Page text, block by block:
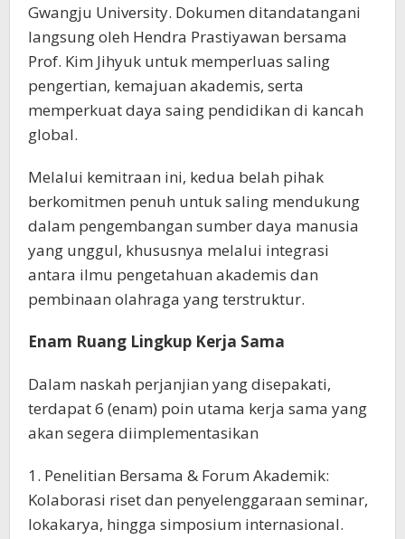
Gwangju University. Dokumen ditandatangani
langsung oleh Hendra Prastiyawan bersama
Prof. Kim Jihyuk untuk memperluas saling
pengertian, kemajuan akademis, serta
memperkuat daya saing pendidikan di kancah
global.
Melalui kemitraan ini, kedua belah pihak
berkomitmen penuh untuk saling mendukung
dalam pengembangan sumber daya manusia
yang unggul, khususnya melalui integrasi
antara ilmu pengetahuan akademis dan
pembinaan olahraga yang terstruktur.
Enam Ruang Lingkup Kerja Sama
Dalam naskah perjanjian yang disepakati,
terdapat 6 (enam) poin utama kerja sama yang
akan segera diimplementasikan
1. Penelitian Bersama & Forum Akademik:
Kolaborasi riset dan penyelenggaraan seminar,
lokakarya, hingga simposium internasional.